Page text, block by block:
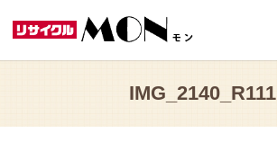
IMG_2140_R111